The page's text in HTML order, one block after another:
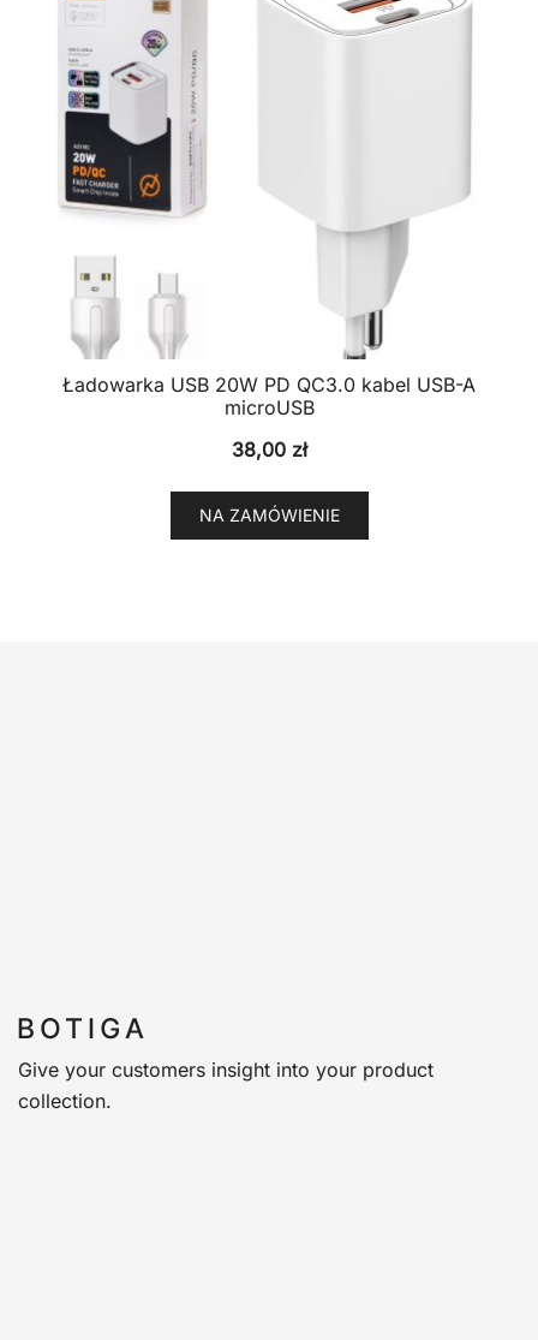
Ładowarka USB 20W PD QC3.0 kabel USB-A
microUSB
38,00 zł
NA ZAMÓWIENIE
Give your customers insight into your product
collection.